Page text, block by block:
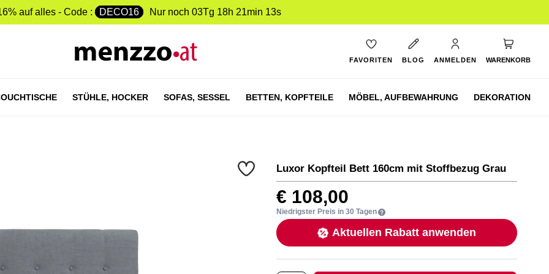
auf alles - Code : DECO16 Nur noch 03Tg 18h 21min 12s
FAVORITEN BLOG ANMELDEN WARENKORB
STÜHLE, HOCKER SOFAS, SESSEL BETTEN, KOPFTEILE MÖBEL, AUFBEWAHRUNG DEKORATION
Luxor Kopfteil Bett 160cm mit Stoffbezug Grau
€ 108,00
Niedrigster Preis in 30 Tagen
Aktuellen Rabatt anwenden